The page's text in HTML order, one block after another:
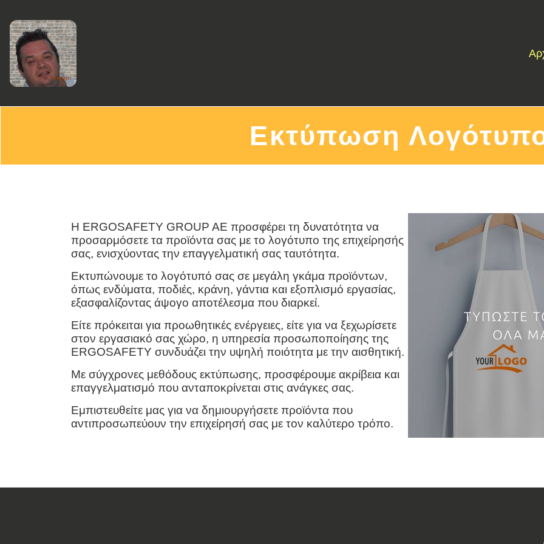
Εκτύπωση
Η ERGOSAFETY GROUP AE προσφέρει τη δυνατότητα να
προσαρμόσετε τα προϊόντα σας με το λογότυπο της επιχείρησής
σας, ενισχύοντας την επαγγελματική σας ταυτότητα.
Εκτυπώνουμε το λογότυπό σας σε μεγάλη γκάμα προϊόντων,
όπως ενδύματα, ποδιές, κράνη, γάντια και εξοπλισμό εργασίας,
εξασφαλίζοντας άψογο αποτέλεσμα που διαρκεί.
Είτε πρόκειται για προωθητικές ενέργειες, είτε για να ξεχωρίσετε
στον εργασιακό σας χώρο, η υπηρεσία προσωποποίησης της
ERGOSAFETY συνδυάζει την υψηλή ποιότητα με την αισθητική.
Με σύγχρονες μεθόδους εκτύπωσης, προσφέρουμε ακρίβεια και
επαγγελματισμό που ανταποκρίνεται στις ανάγκες σας.
Εμπιστευθείτε μας για να δημιουργήσετε προϊόντα που
αντιπροσωπεύουν την επιχείρησή σας με τον καλύτερο τρόπο.